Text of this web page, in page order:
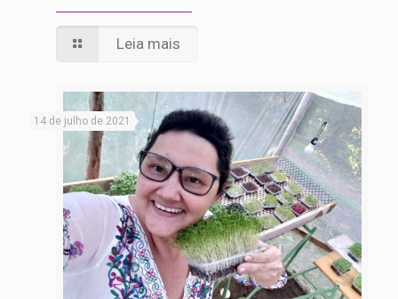
Leia mais
14 de julho de 2021